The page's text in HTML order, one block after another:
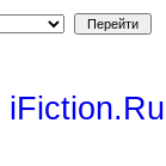
iFiction.Ru